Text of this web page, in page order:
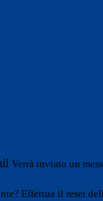
Verrà inviato un
Effettua il reset